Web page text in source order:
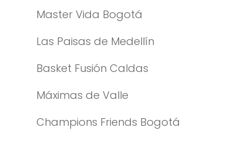
Master Vida Bogotá
Las Paisas de Medellín
Basket Fusión Caldas
Máximas de Valle
Champions Friends Bogotá